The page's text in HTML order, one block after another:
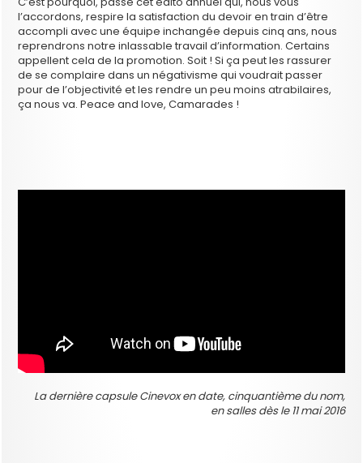
l’accordons, respire la satisfaction du devoir en train d’être
accompli avec une équipe inchangée depuis cinq ans, nous
reprendrons notre inlassable travail d’information. Certains
appellent cela de la promotion. Soit ! Si ça peut les rassurer
de se complaire dans un négativisme qui voudrait passer
pour de l’objectivité et les rendre un peu moins atrabilaires,
ça nous va. Peace and love, Camarades !
La dernière capsule Cinevox en date, cinquantième du nom,
en salles dès le 11 mai 2016